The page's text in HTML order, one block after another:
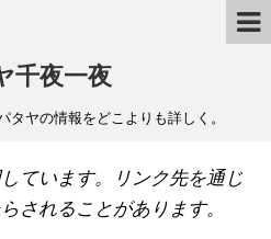
千夜一夜
ヤの情報をどこよりも詳しく。
ています。リンク先を通じ
されることがあります。